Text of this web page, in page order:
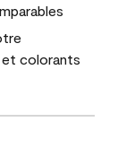
et colorants